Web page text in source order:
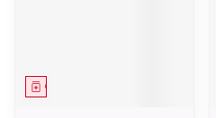
Geneesmiddel